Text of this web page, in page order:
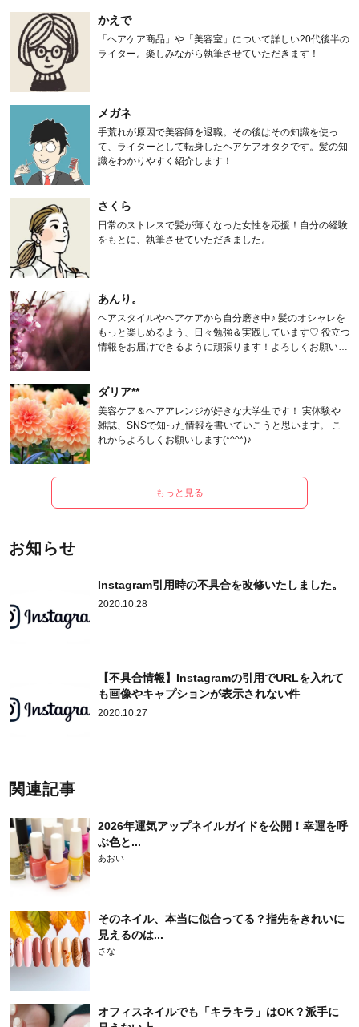
かえで
「ヘアケア商品」や「美容室」について詳しい20代後半の
ライター。楽しみながら執筆させていただきます！
メガネ
手荒れが原因で美容師を退職。その後はその知識を使っ
て、ライターとして転身したヘアケアオタクです。髪の知
識をわかりやすく紹介します！
さくら
日常のストレスで髪が薄くなった女性を応援！自分の経験
をもとに、執筆させていただきました。
あんり。
ヘアスタイルやヘアケアから自分磨き中♪ 髪のオシャレを
もっと楽しめるよう、日々勉強＆実践しています♡ 役立つ
情報をお届けできるように頑張ります！よろしくお願いし
ダリア**
美容ケア＆ヘアアレンジが好きな大学生です！ 実体験や
雑誌、SNSで知った情報を書いていこうと思います。 こ
れからよろしくお願いします(*^^*)♪
もっと見る
お知らせ
Instagram引用時の不具合を改修いたしました。
2020.10.28
【不具合情報】Instagramの引用でURLを入れて
も画像やキャプションが表示されない件
2020.10.27
関連記事
2026年運気アップネイルガイドを公開！幸運を呼
ぶ色と...
あおい
そのネイル、本当に似合ってる？指先をきれいに
見えるのは...
さな
オフィスネイルでも「キラキラ」はOK？派手に